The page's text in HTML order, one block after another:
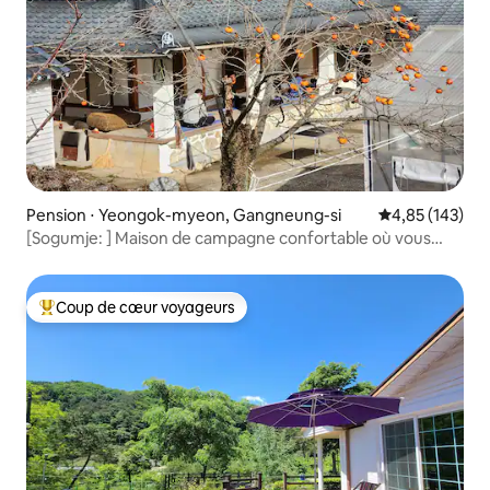
Pension ⋅ Yeongok-myeon, Gangneung-si Évaluation
4,85 (143)
[Sogumje: ] Maison de campagne confortable où vous
Coups de cœur voyageurs les plus appréciés
Coup de cœur voyageurs